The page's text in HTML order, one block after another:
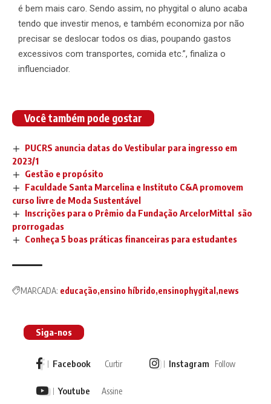
é bem mais caro. Sendo assim, no phygital o aluno acaba
tendo que investir menos, e também economiza por não
precisar se deslocar todos os dias, poupando gastos
excessivos com transportes, comida etc.”, finaliza o
influenciador.
Você também pode gostar
PUCRS anuncia datas do Vestibular para ingresso em
2023/1
Gestão e propósito
Faculdade Santa Marcelina e Instituto C&A promovem
curso livre de Moda Sustentável
Inscrições para o Prêmio da Fundação ArcelorMittal são
prorrogadas
Conheça 5 boas práticas financeiras para estudantes
MARCADA: educação ensino híbrido ensinophygital news
Siga-nos
Facebook Curtir Instagram Follow
Youtube Assine